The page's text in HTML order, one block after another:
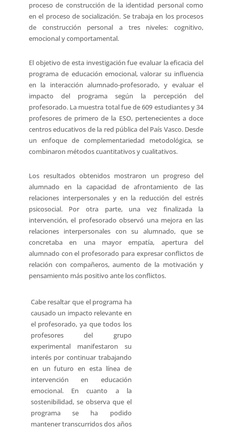
proceso de construcción de la identidad personal como
en el proceso de socialización. Se trabaja en los procesos
de construcción personal a tres niveles: cognitivo,
emocional y comportamental.
El objetivo de esta investigación fue evaluar la eficacia del
programa de educación emocional, valorar su influencia
en la interacción alumnado-profesorado, y evaluar el
impacto del programa según la percepción del
profesorado. La muestra total fue de 609 estudiantes y 34
profesores de primero de la ESO, pertenecientes a doce
centros educativos de la red pública del País Vasco. Desde
un enfoque de complementariedad metodológica, se
combinaron métodos cuantitativos y cualitativos.
Los resultados obtenidos mostraron un progreso del
alumnado en la capacidad de afrontamiento de las
relaciones interpersonales y en la reducción del estrés
psicosocial. Por otra parte, una vez finalizada la
intervención, el profesorado observó una mejora en las
relaciones interpersonales con su alumnado, que se
concretaba en una mayor empatía, apertura del
alumnado con el profesorado para expresar conflictos de
relación con compañeros, aumento de la motivación y
pensamiento más positivo ante los conflictos.
Cabe resaltar que el programa ha
causado un impacto relevante en
el profesorado, ya que todos los
profesores del grupo
experimental manifestaron su
interés por continuar trabajando
en un futuro en esta línea de
intervención en educación
emocional. En cuanto a la
sostenibilidad, se observa que el
programa se ha podido
mantener transcurridos dos años